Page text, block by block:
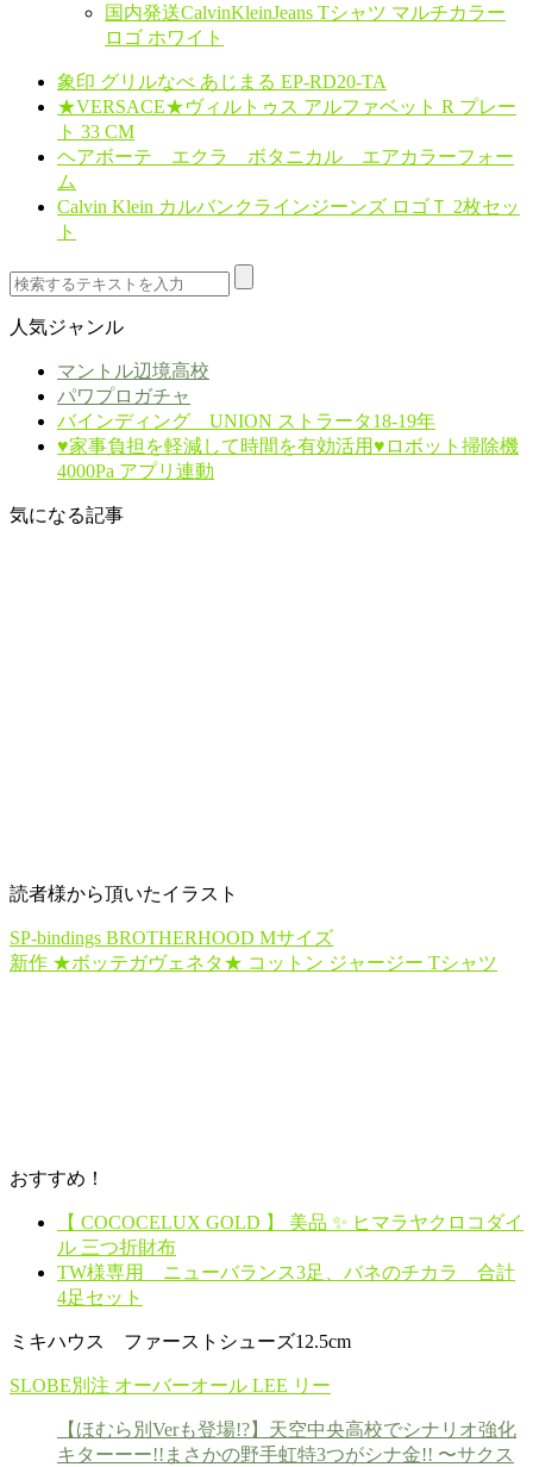
国内発送CalvinKleinJeans Tシャツ マルチカラー
ロゴ ホワイト
象印 グリルなべ あじまる EP-RD20-TA
★VERSACE★ヴィルトゥス アルファベット R プレー
ト 33 CM
ヘアボーテ エクラ ボタニカル エアカラーフォー
ム
Calvin Klein カルバンクラインジーンズ ロゴＴ 2枚セッ
ト
人気ジャンル
マントル辺境高校
パワプロガチャ
バインディング UNION ストラータ18-19年
♥️家事負担を軽減して時間を有効活用♥️ロボット掃除機
4000Pa アプリ連動
気になる記事
読者様から頂いたイラスト
SP-bindings BROTHERHOOD Mサイズ
新作 ★ボッテガヴェネタ★ コットン ジャージー Tシャツ
おすすめ！
【 COCOCELUX GOLD 】 美品 ✨ ヒマラヤクロコダイ
ル 三つ折財布
TW様専用 ニューバランス3足、バネのチカラ 合計
4足セット
ミキハウス ファーストシューズ12.5cm
SLOBE別注 オーバーオール LEE リー
【ほむら別Verも登場!?】天空中央高校でシナリオ強化
キターーー!!まさかの野手虹特3つがシナ金!! 〜サクス